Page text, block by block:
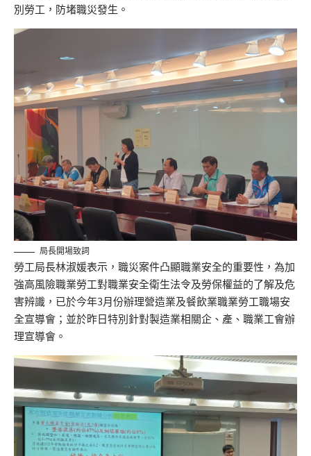
別勞工，防堵職災發生。
局長開場致詞
勞工局長林淑媛表示，職災案件凸顯職業安全的重要性，為加
強高風險職業勞工對職業安全衛生法令及勞保權益的了解及危
害辨識，已於今年3月份辦理營造業及餐飲業職業勞工職場安
全宣導會；並於昨日特別針對製造業相關企、產、職業工會辦
理宣導會。